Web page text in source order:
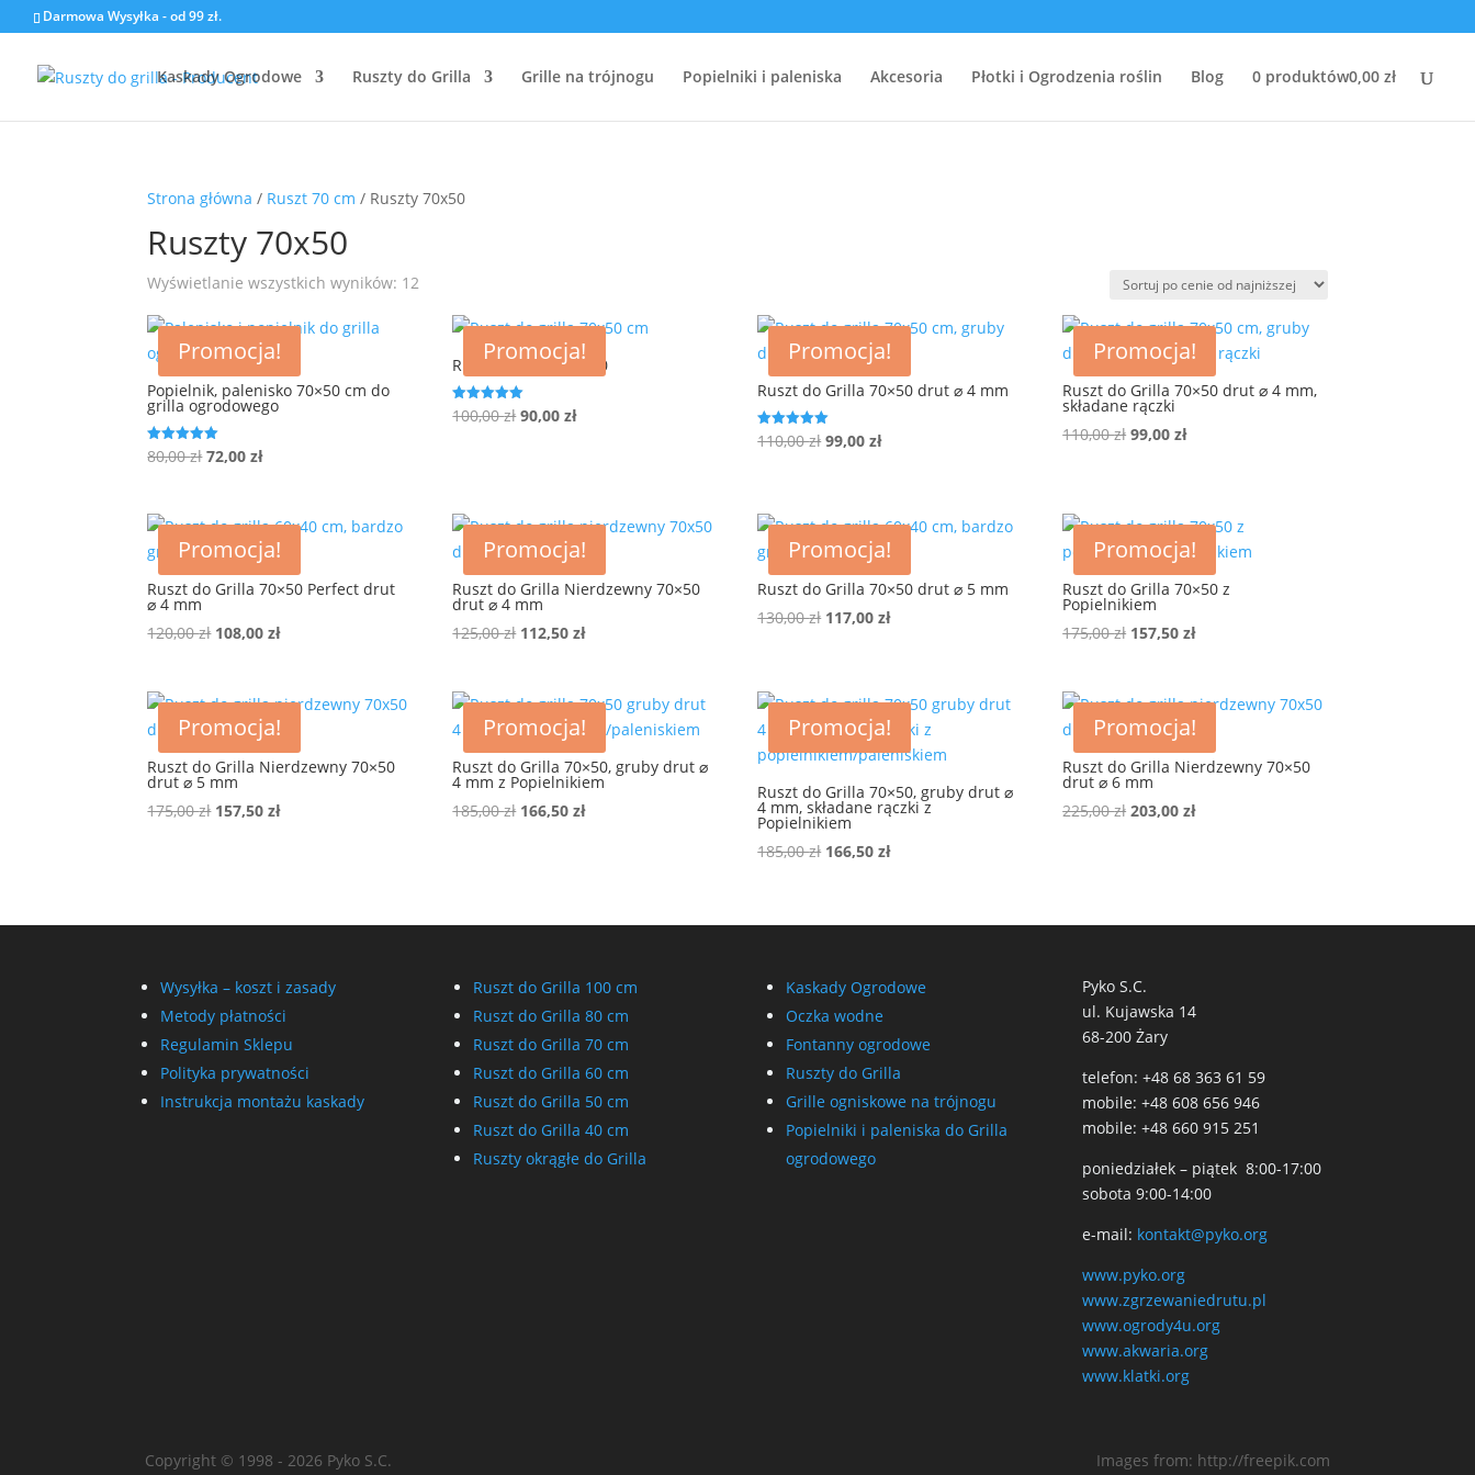
Darmowa Wysyłka - od 99 zł.
Kaskady Ogrodowe Ruszty do Grilla Grille na trójnogu Popielniki i paleniska Akcesoria Płotki i Ogrodzenia roślin Blog 0 produktów0,00 zł
Strona główna / Ruszt 70 cm / Ruszty 70x50
Ruszty 70x50
Wyświetlanie wszystkich wyników: 12
ceny:
niskiej
Promocja!
Popielnik, palenisko 70×50 cm do
grilla ogrodowego
Oceniono
5.00
80,00złPierwotna
80,00 zł.
72,00złAktualna
72,00 zł.
Promocja!
Ruszt do Grilla 70×50
Oceniono
5.00
100,00złPierwotna
90,00złAktualna
Promocja!
Ruszt do Grilla 70×50 drut ⌀ 4 mm
Oceniono
5.00
110,00złPierwotna
99,00złAktualna
Promocja!
Ruszt do Grilla 70×50 drut ⌀ 4 mm,
składane rączki
110,00zł Pierwotna
99,00złAktualna
Promocja!
Ruszt do Grilla 70×50 Perfect drut
⌀ 4 mm
120,00zł Pierwotna
120,00 zł.
108,00złAktualna
108,00 zł.
Promocja!
Ruszt do Grilla Nierdzewny 70×50
drut ⌀ 4 mm
125,00zł Pierwotna
125,00 zł.
112,50złAktualna
112,50 zł.
Promocja!
Ruszt do Grilla 70×50 drut ⌀ 5 mm
130,00zł Pierwotna
117,00złAktualna
Promocja!
Ruszt do Grilla 70×50 z
Popielnikiem
175,00zł Pierwotna
175,00 zł.
157,50złAktualna
157,50 zł.
Promocja!
Ruszt do Grilla Nierdzewny 70×50
drut ⌀ 5 mm
175,00zł Pierwotna
157,50złAktualna
Promocja!
Ruszt do Grilla 70×50, gruby drut ⌀
4 mm z Popielnikiem
185,00zł Pierwotna
166,50złAktualna
Promocja!
Ruszt do Grilla 70×50, gruby drut ⌀
4 mm, składane rączki z
Popielnikiem
185,00zł Pierwotna
185,00 zł.
166,50złAktualna
166,50 zł.
Promocja!
Ruszt do Grilla Nierdzewny 70×50
drut ⌀ 6 mm
225,00zł Pierwotna
203,00złAktualna
Wysyłka – koszt i zasady
Metody płatności
Regulamin Sklepu
Polityka prywatności
Instrukcja montażu kaskady
Ruszt do Grilla 100 cm
Ruszt do Grilla 80 cm
Ruszt do Grilla 70 cm
Ruszt do Grilla 60 cm
Ruszt do Grilla 50 cm
Ruszt do Grilla 40 cm
Ruszty okrągłe do Grilla
Kaskady Ogrodowe
Oczka wodne
Fontanny ogrodowe
Ruszty do Grilla
Grille ogniskowe na trójnogu
Popielniki i paleniska do Grilla
ogrodowego
Pyko S.C.
ul. Kujawska 14
68-200 Żary
telefon: +48 68 363 61 59
mobile: +48 608 656 946
mobile: +48 660 915 251
poniedziałek – piątek 8:00-17:00
sobota 9:00-14:00
e-mail: kontakt@pyko.org
www.pyko.org
www.zgrzewaniedrutu.pl
www.ogrody4u.org
www.akwaria.org
www.klatki.org
Copyright © 1998 - 2026 Pyko S.C. Images from: http://freepik.com